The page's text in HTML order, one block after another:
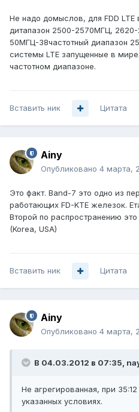
Не надо домыслов, для FDD
дитапазон 2500-2570МГЦ,
50МГЦ-38частотный диапазон
системы LTE запущенные в
частотном диапазоне.
Вставить ник Цитата
Ainy
Опубликовано 4 марта,
Это факт. Band-7 это одно из
работающих FD-KTE железок.
Второй по распространению
(Korea, USA)
Вставить ник Цитата
Ainy
Опубликовано 4 марта,
В 04.03.2012 в 07:35,
Не агрегированная, при
указанных условиях.